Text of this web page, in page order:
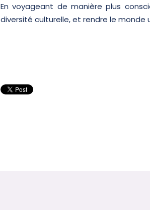
En voyageant de manière plus
diversité culturelle, et rendre le monde